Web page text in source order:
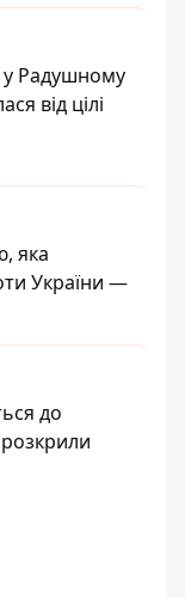
у Радушному
від цілі
яка
України —
до